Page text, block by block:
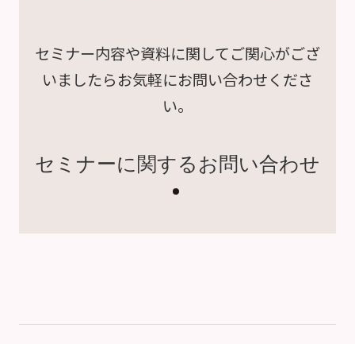
セミナー内容や資料に関してご関心がござ
いましたらお気軽にお問い合わせくださ
い。
セミナーに関するお問い合わせ